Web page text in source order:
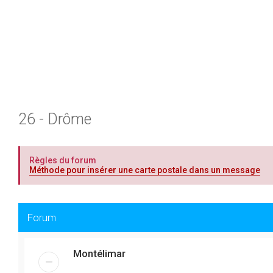
26 - Drôme
Règles du forum
Méthode pour insérer une carte postale dans un message
Forum
Montélimar